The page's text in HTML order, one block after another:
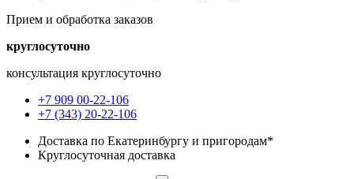
Прием и обработка заказов
круглосуточно
консультация круглосуточно
+7 909 00-22-106
+7 (343) 20-22-106
Доставка по Екатеринбургу и пригородам*
Круглосуточная доставка